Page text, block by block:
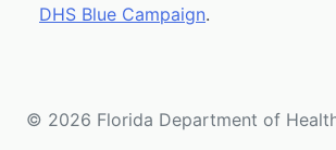
DHS Blue Campaign.
© 2026 Florida Department of